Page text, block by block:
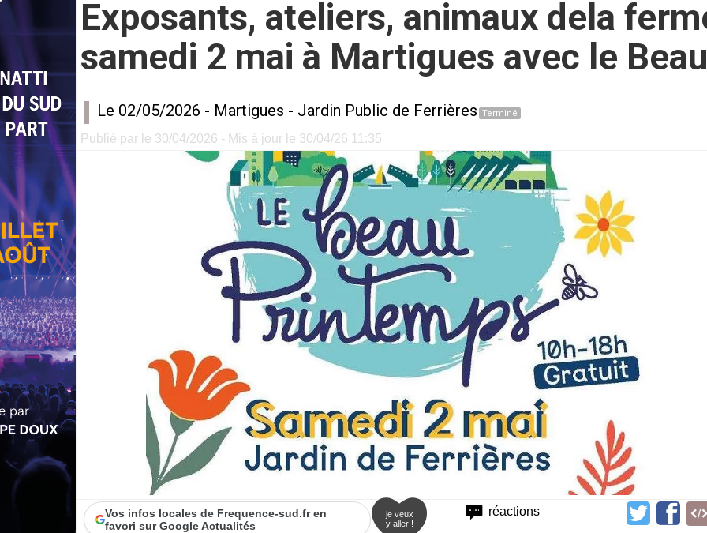
Exposants, ateliers, animaux dela
samedi 2 mai à Martigues avec le
Le 02/05/2026 - Martigues - Jardin Public de Ferrières Terminé
Publié par le 30/04/2026 - Mis à jour le 30/04/26 11:35
réactions
Vos infos locales de Frequence-sud.fr en
favori sur Google Actualités
je veux
y aller !